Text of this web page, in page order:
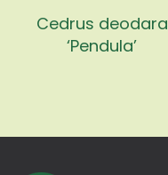
Cedrus deodara
‘Pendula’